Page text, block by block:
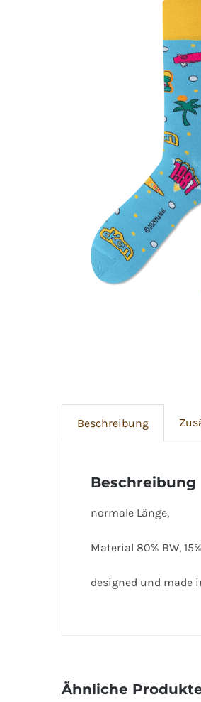
Beschreibung
Beschreibung
normale Länge,
Material 80% BW,
designed und made
Ähnliche